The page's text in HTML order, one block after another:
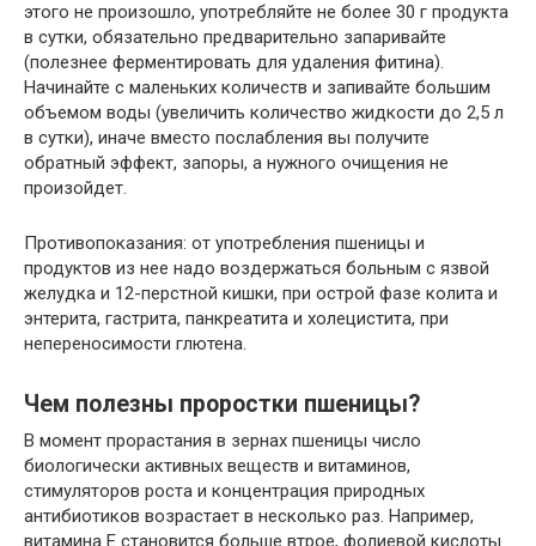
этого не произошло, употребляйте не более 30 г продукта
в сутки, обязательно предварительно запаривайте
(полезнее ферментировать для удаления фитина).
Начинайте с маленьких количеств и запивайте большим
объемом воды (увеличить количество жидкости до 2,5 л
в сутки), иначе вместо послабления вы получите
обратный эффект, запоры, а нужного очищения не
произойдет.
Противопоказания: от употребления пшеницы и
продуктов из нее надо воздержаться больным с язвой
желудка и 12-перстной кишки, при острой фазе колита и
энтерита, гастрита, панкреатита и холецистита, при
непереносимости глютена.
Чем полезны проростки пшеницы?
В момент прорастания в зернах пшеницы число
биологически активных веществ и витаминов,
стимуляторов роста и концентрация природных
антибиотиков возрастает в несколько раз. Например,
витамина Е становится больше втрое, фолиевой кислоты